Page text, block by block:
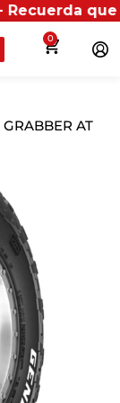
que si
0
AT